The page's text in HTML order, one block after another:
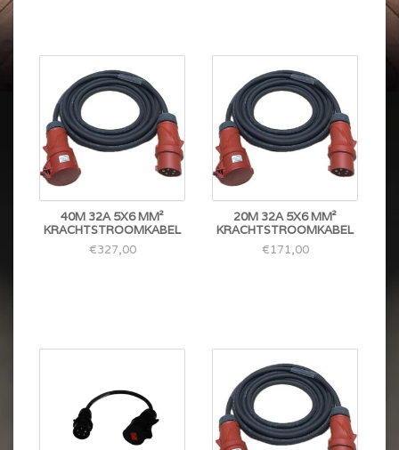
40M 32A 5X6 MM²
KRACHTSTROOMKABEL
€327,00
20M 32A 5X6 MM²
KRACHTSTROOMKABEL
€171,00